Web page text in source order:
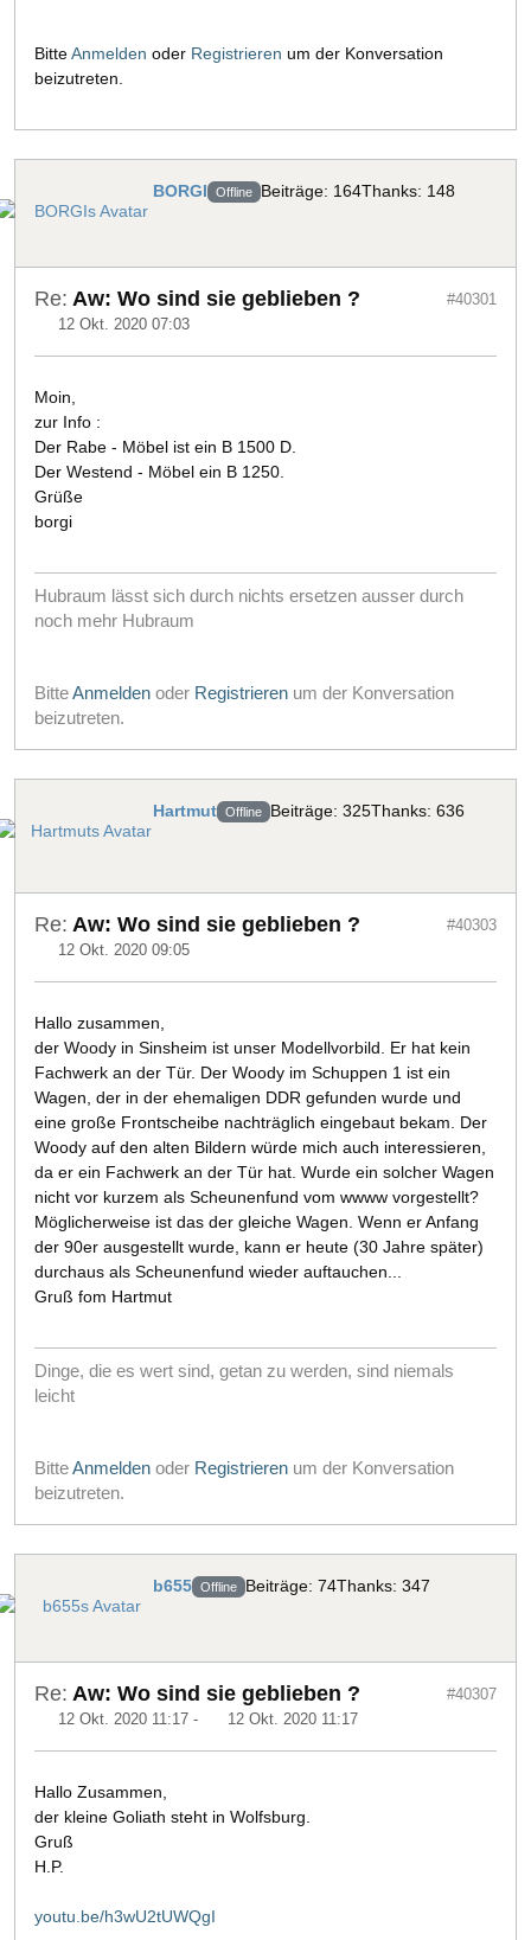
BitteAnmelden oder Registrieren um der Konversation
beizutreten.
BORGI Offline Beiträge: 164Thanks: 148
Re: Aw: Wo sind sie geblieben ?
12 Okt. 2020 07:03
#40301
Moin,
zur Info :
Der Rabe - Möbel ist ein B 1500 D.
Der Westend - Möbel ein B 1250.
Grüße
borgi
Hubraum lässt sich durch nichts ersetzen ausser durch
noch mehr Hubraum
BitteAnmelden oder Registrieren um der Konversation
beizutreten.
Hartmut Offline Beiträge: 325Thanks: 636
Re: Aw: Wo sind sie geblieben ?
12 Okt. 2020 09:05
#40303
Hallo zusammen,
der Woody in Sinsheim ist unser Modellvorbild. Er hat kein
Fachwerk an der Tür. Der Woody im Schuppen 1 ist ein
Wagen, der in der ehemaligen DDR gefunden wurde und
eine große Frontscheibe nachträglich eingebaut bekam. Der
Woody auf den alten Bildern würde mich auch interessieren,
da er ein Fachwerk an der Tür hat. Wurde ein solcher Wagen
nicht vor kurzem als Scheunenfund vom wwww vorgestellt?
Möglicherweise ist das der gleiche Wagen. Wenn er Anfang
der 90er ausgestellt wurde, kann er heute (30 Jahre später)
durchaus als Scheunenfund wieder auftauchen...
Gruß fom Hartmut
Dinge, die es wert sind, getan zu werden, sind niemals
leicht
BitteAnmelden oder Registrieren um der Konversation
beizutreten.
b655 Offline Beiträge: 74Thanks: 347
Re: Aw: Wo sind sie geblieben ?
12 Okt. 2020 11:17 - 12 Okt. 2020 11:17
#40307
Hallo Zusammen,
der kleine Goliath steht in Wolfsburg.
Gruß
H.P.
youtu.be/h3wU2tUWQgI